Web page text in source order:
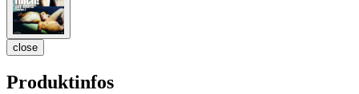
close
Produktinfos